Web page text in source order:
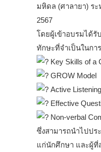
มหิดล (ศาลายา) ร
2567
โดยผู้เข้าอบรมได้
ทักษะที่จำเป็นในกา
Key Skills of a
GROW Model
Active Listening
Effective
Non-verbal
ซึ่งสามารถนำไปปร
แก่นักศึกษา และผู้ที่